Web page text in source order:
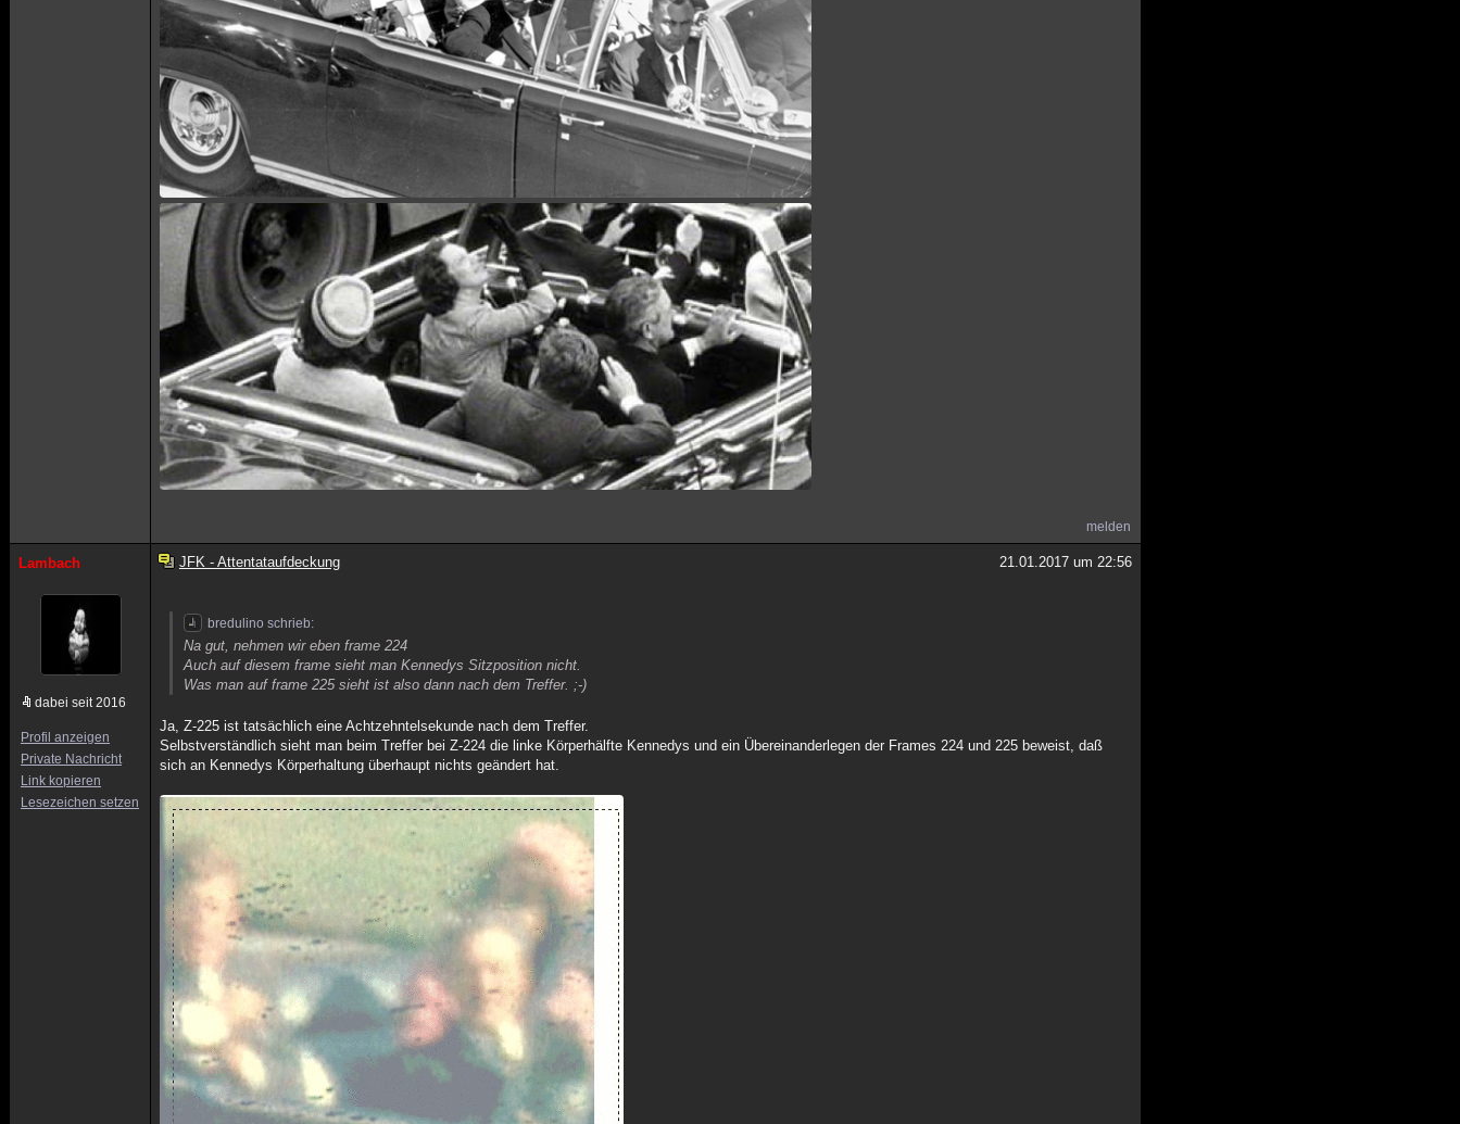
melden
Lambach
dabei seit 2016
Profil anzeigen
Private Nachricht
Link kopieren
Lesezeichen setzen
JFK - Attentataufdeckung 21.01.2017 um 22:56
bredulino schrieb:
Na gut, nehmen wir eben frame 224
Auch auf diesem frame sieht man Kennedys Sitzposition nicht.
Was man auf frame 225 sieht ist also dann nach dem Treffer. ;-)
Ja, Z-225 ist tatsächlich eine Achtzehntelsekunde nach dem Treffer.
Selbstverständlich sieht man beim Treffer bei Z-224 die linke Körperhälfte Kennedys und ein Übereinanderlegen der Frames 224 und 225 beweist, daß
sich an Kennedys Körperhaltung überhaupt nichts geändert hat.